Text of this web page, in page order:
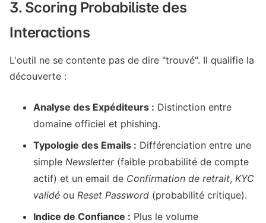
3. Scoring Probabiliste des
Interactions
L'outil ne se contente pas de dire "trouvé". Il qualifie la
découverte :
Analyse des Expéditeurs : Distinction entre
domaine officiel et phishing.
Typologie des Emails : Différenciation entre une
simple Newsletter(faible probabilité de compte
actif) et un email de Confirmation de retrait, KYC
validé ou Reset Password (probabilité critique).
Indice de Confiance : Plus le volume